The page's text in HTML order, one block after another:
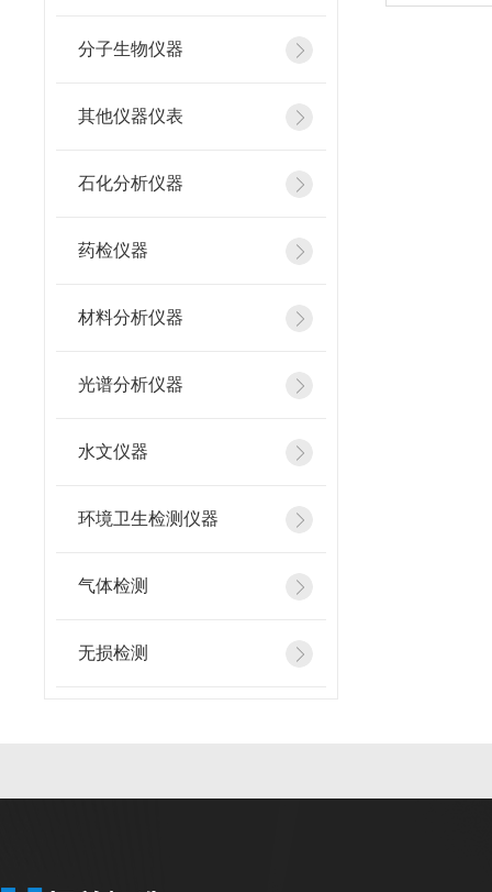
分子生物仪器
其他仪器仪表
石化分析仪器
药检仪器
材料分析仪器
光谱分析仪器
水文仪器
环境卫生检测仪器
气体检测
无损检测